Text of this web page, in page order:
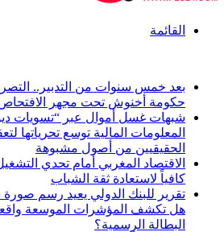
القائمة
بعد خمس سنوات من التدبير..
حكومة أخنوش تحت مجهر
شبهات غسل أموال عبر “تسويات
المعلومات المالية توسع تحرياتها
الحقيقيين من أصول مشبوهة
الاقتصاد المغربي أمام تحدي
كافياً لاستعادة ثقة الشباب
تقرير للبنك الدولي يعيد رسم
هل تكشف المؤشرات الموسعة واقعاً
البطالة الرسمية؟